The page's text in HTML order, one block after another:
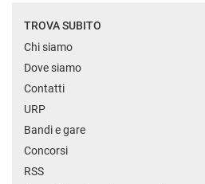
TROVA SUBITO
Chi siamo
Dove siamo
Contatti
URP
Bandi e gare
Concorsi
RSS